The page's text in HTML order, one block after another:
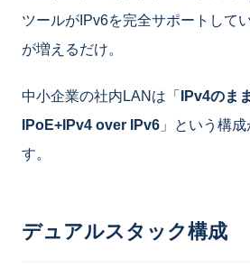
ツールがIPv6を完全サポートして
が増えるだけ。
中小企業の社内LANは「
IPv4のま
IPoE+IPv4 over IPv6 」という構
す。
デュアルスタック構成